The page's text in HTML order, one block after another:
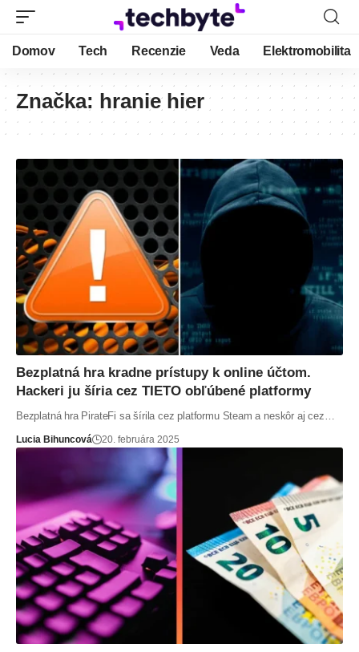
Domov Tech Recenzie Veda Elektromobilita
Značka: hranie hier
Bezplatná hra kradne prístupy k online účtom.
Hackeri ju šíria cez TIETO obľúbené platformy
Bezplatná hra PirateFi sa šírila cez platformu Steam a neskôr aj cez…
Lucia Bihuncová 20. februára 2025